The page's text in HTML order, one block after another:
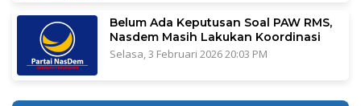
Belum Ada Keputusan Soal PAW RMS,
Nasdem Masih Lakukan Koordinasi
Selasa, 3 Februari 2026 20:03 PM